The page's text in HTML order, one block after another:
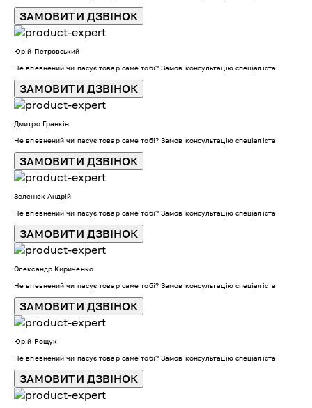
ЗАМОВИТИ ДЗВІНОК
Юрій Петровський
Не впевнений чи пасує товар саме тобі? Замов консультацію спеціаліста
ЗАМОВИТИ ДЗВІНОК
Дмитро Гранкін
Не впевнений чи пасує товар саме тобі? Замов консультацію спеціаліста
ЗАМОВИТИ ДЗВІНОК
Зеленюк Андрій
Не впевнений чи пасує товар саме тобі? Замов консультацію спеціаліста
ЗАМОВИТИ ДЗВІНОК
Олександр Кириченко
Не впевнений чи пасує товар саме тобі? Замов консультацію спеціаліста
ЗАМОВИТИ ДЗВІНОК
Юрій Рощук
Не впевнений чи пасує товар саме тобі? Замов консультацію спеціаліста
ЗАМОВИТИ ДЗВІНОК